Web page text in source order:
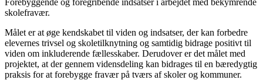
skolefravær.
Målet er at øge kendskabet til viden og indsatser, der kan forbedre
elevernes trivsel og skoletilknytning og samtidig bidrage positivt til
viden om inkluderende fællesskaber. Derudover er det målet med
projektet, at der gennem vidensdeling kan bidrages til en bæredygtig
praksis for at forebygge fravær på tværs af skoler og kommuner.